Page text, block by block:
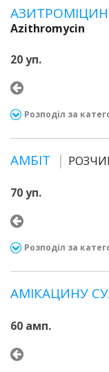
Azithromycin
20 уп.
Розподіл за
АМБІТ
70 уп.
Розподіл за
АМІКАЦИНУ
60 амп.